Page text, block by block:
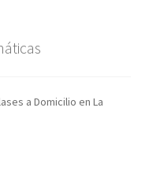
a Domicilio en La